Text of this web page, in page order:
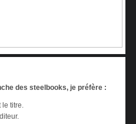
des steelbooks, je préfère :
le titre.